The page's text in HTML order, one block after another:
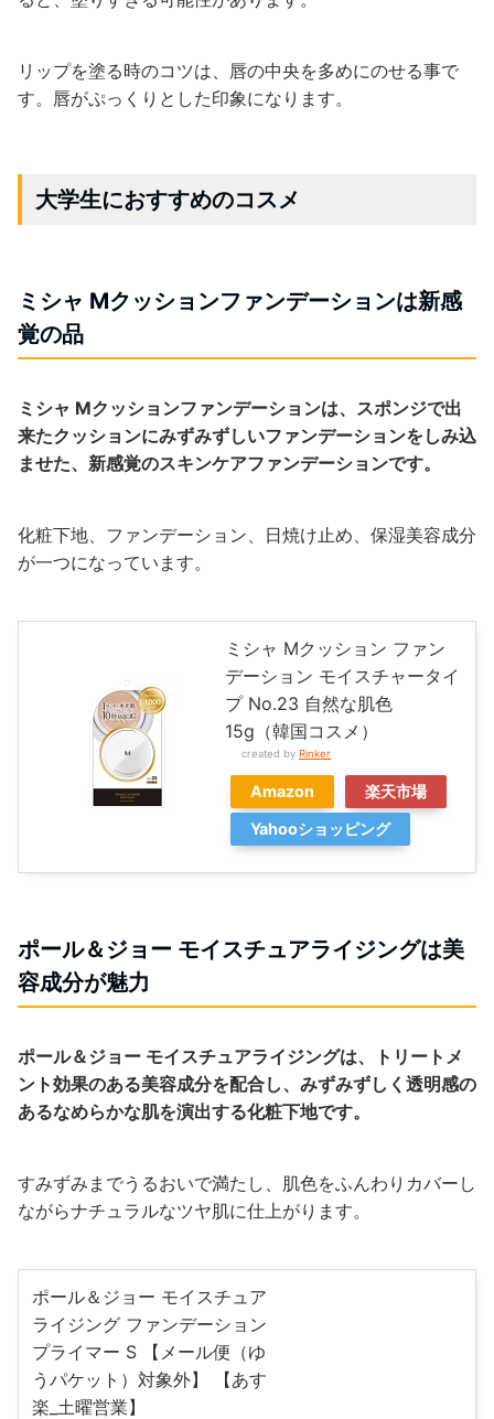
リップを塗る時のコツは、唇の中央を多めにのせる事で
す。唇がぷっくりとした印象になります。
大学生におすすめのコスメ
ミシャ Мクッションファンデーションは新感
覚の品
ミシャ Мクッションファンデーションは、スポンジで出
来たクッションにみずみずしいファンデーションをしみ込
ませた、新感覚のスキンケアファンデーションです。
化粧下地、ファンデーション、日焼け止め、保湿美容成分
が一つになっています。
ミシャ Мクッション ファン
デーション モイスチャータイ
プ No.23 自然な肌色
15g（韓国コスメ）
created by Rinker
Amazon
楽天市場
Yahooショッピング
ポール＆ジョー モイスチュアライジングは美
容成分が魅力
ポール＆ジョー モイスチュアライジングは、トリートメ
ント効果のある美容成分を配合し、みずみずしく透明感の
あるなめらかな肌を演出する化粧下地です。
すみずみまでうるおいで満たし、肌色をふんわりカバーし
ながらナチュラルなツヤ肌に仕上がります。
ポール＆ジョー モイスチュア
ライジング ファンデーション
プライマー S 【メール便（ゆ
うパケット）対象外】 【あす
楽_土曜営業】